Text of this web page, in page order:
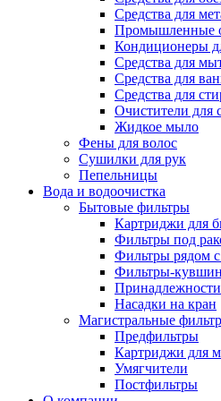
Средства для
Промышленные
Кондиционеры
Средства для
Средства для
Средства для
Очистители для
Жидкое мыло
Фены для волос
Сушилки для рук
Пепельницы
Вода и водоочистка
Бытовые фильтры
Картриджи для
Фильтры под
Фильтры рядом
Фильтры-
Принадлежности
Насадки на кран
Магистральные
Предфильтры
Картриджи для
Умягчители
Постфильтры